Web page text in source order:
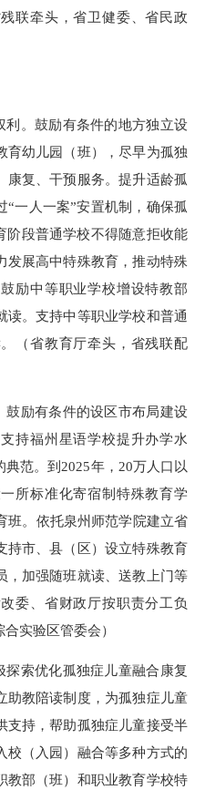
联牵头，省卫健委、省民政
。鼓励有条件的地方独立设
育幼儿园（班），尽早为孤独
康复、干预服务。提升适龄孤
一人一案”安置机制，确保孤
阶段普通学校不得随意拒收能
发展高中特殊教育，推动特殊
励中等职业学校增设特教部
读。支持中等职业学校和普通
（省教育厅牵头，省残联配
励有条件的设区市布局建设
持福州星语学校提升办学水
范。到2025年，20万人口以
所标准化寄宿制特殊教育学
班。依托泉州师范学院建立省
持市、县（区）设立特殊教育
，加强随班就读、送教上门等
委、省财政厅按职责分工负
实验区管委会）
索优化孤独症儿童融合康复
助教陪读制度，为孤独症儿童
支持，帮助孤独症儿童接受半
校（入园）融合等多种方式的
教部（班）和职业教育学校特